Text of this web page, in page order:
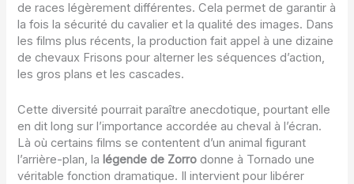
de races légèrement différentes. Cela permet de garantir à
la fois la sécurité du cavalier et la qualité des images. Dans
les films plus récents, la production fait appel à une dizaine
de chevaux Frisons pour alterner les séquences d’action,
les gros plans et les cascades.
Cette diversité pourrait paraître anecdotique, pourtant elle
en dit long sur l’importance accordée au cheval à l’écran.
Là où certains films se contentent d’un animal figurant
l’arrière-plan, la légende de Zorro donne à Tornado une
véritable fonction dramatique. Il intervient pour libérer